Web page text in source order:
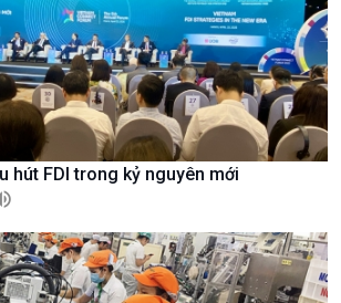
lận
Nông nghiệp & Biển đảo
Tin Nông nghiệp & Biển
đảo
Biển đảo Việt Nam
Tâm tình biên giới và hải
đảo
hút FDI trong kỷ nguyên mới